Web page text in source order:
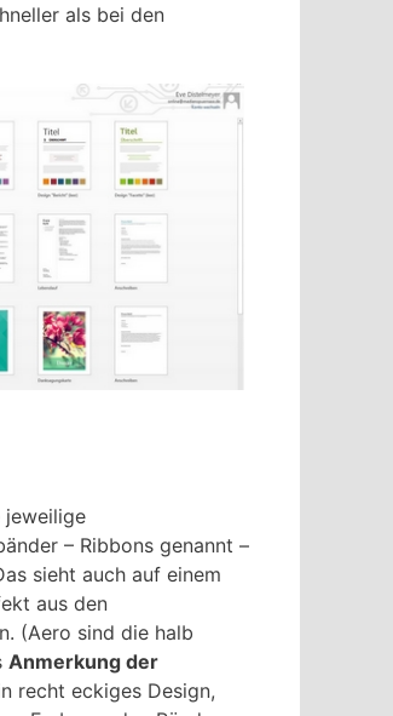
als bei den
jeweilige
– Ribbons genannt –
sieht auch auf einem
aus den
(Aero sind die halb
Anmerkung der
recht eckiges Design,